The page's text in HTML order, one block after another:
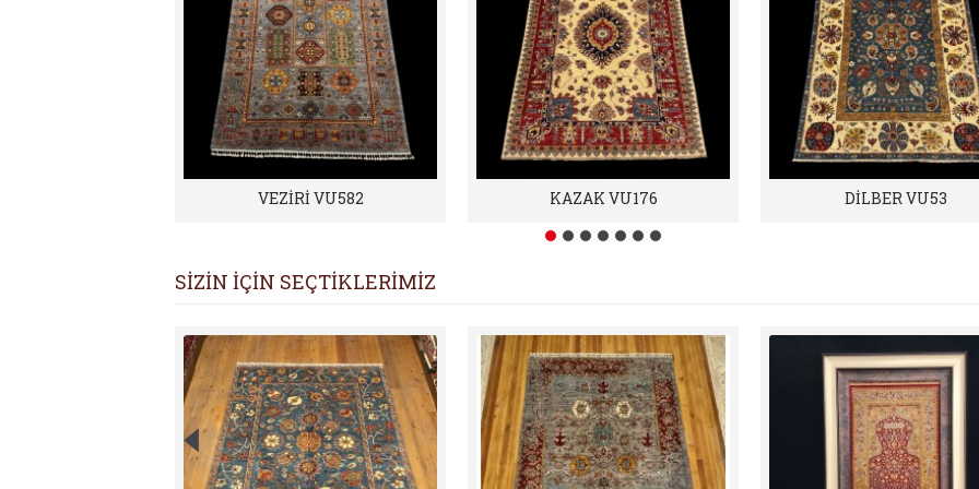
VEZİRİ VU582 KAZAK VU176 DİLBER VU53
SİZİN İÇİN SEÇTİKLERİMİZ